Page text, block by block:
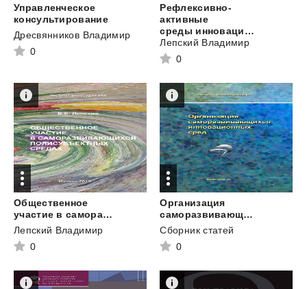
Управленческое
консультирование
Дресвянников Владимир
0
Рефлексивно-
активные
среды инновационного развития
Лепский Владимир
0
Общественное
участие в саморазвивающихся полисубъектных средах
Лепский Владимир
0
Организация
саморазвивающихся инновационных сред
Сборник статей
0